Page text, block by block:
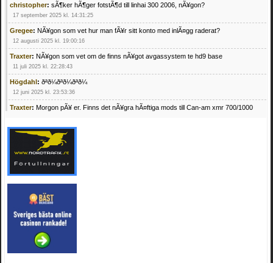
christopher: sÃ¶ker hÃ¶ger fotstÃ¶d till linhai 300 2006, nÃ¥gon?
17 september 2025 kl. 14:31:25
Gregee: NÃ¥gon som vet hur man fÃ¥r sitt konto med inlÃ¤gg raderat?
12 augusti 2025 kl. 19:00:16
Traxter: NÃ¥gon som vet om de finns nÃ¥got avgassystem te hd9 base
11 juli 2025 kl. 22:28:43
Högdahl: ðªð¼ðªð¼ðªð¼
12 juni 2025 kl. 23:53:36
Traxter: Morgon pÃ¥ er. Finns det nÃ¥gra hÃ¤ftiga mods till Can-am xmr 700/1000
Mrhandsome:SÃ¶ker defekta/trasiga fyrhjulingar. Jag betalar bra och du kan nÃ¥ mig
pÃ¥ 0709955029 eller hv.alexandersson@gmail.com ifall du har en som du vill sÃ¤lja
mvh Hugo
21 februari 2025 kl. 09:25:52
Oscar5:NÃ¥gon som vet vad man kan begÃ¤ra fÃ¶r en Honda TRX 350 FE 2005
4 februari 2025 kl. 19:20:50
Oscar5:44
4 februari 2025 kl. 19:15:36
Greger59:NÃ¤gon som vet har en Cetek 500 EFI
15 januari 2025 kl. 23:49:44